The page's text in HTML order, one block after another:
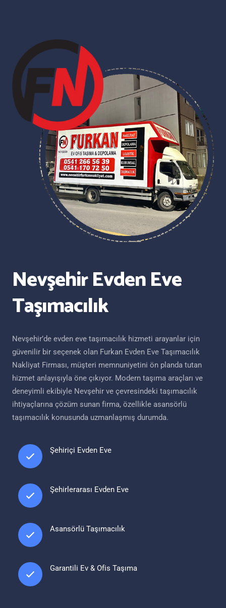
Nevşehir Evden Eve
Taşımacılık
Nevşehir’de evden eve taşımacılık hizmeti arayanlar için
güvenilir bir seçenek olan Furkan Evden Eve Taşımacılık
Nakliyat Firması, müşteri memnuniyetini ön planda tutan
hizmet anlayışıyla öne çıkıyor. Modern taşıma araçları ve
deneyimli ekibiyle Nevşehir ve çevresindeki taşımacılık
ihtiyaçlarına çözüm sunan firma, özellikle asansörlü
taşımacılık konusunda uzmanlaşmış durumda.
Şehiriçi Evden Eve
Şehirlerarası Evden Eve
Asansörlü Taşımacılık
Garantili Ev & Ofis Taşıma